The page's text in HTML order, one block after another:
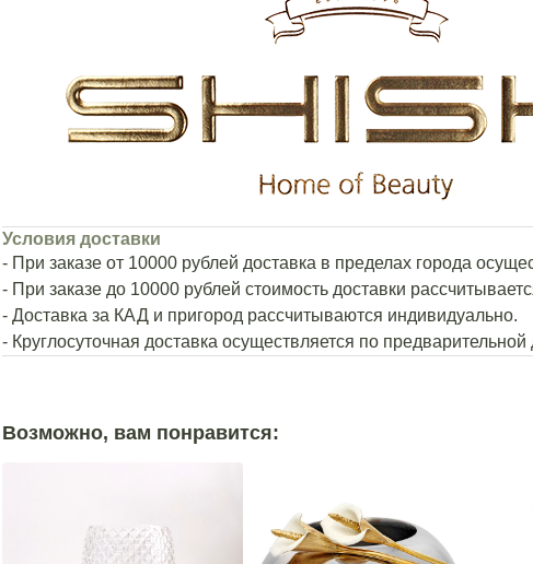
Условия доставки
- При заказе от 10000 рублей доставка в пределах города
- При заказе до 10000 рублей стоимость доставки
- Доставка за КАД и пригород рассчитываются индивидуально.
- Круглосуточная доставка осуществляется по предварительной
Возможно, вам понравится: